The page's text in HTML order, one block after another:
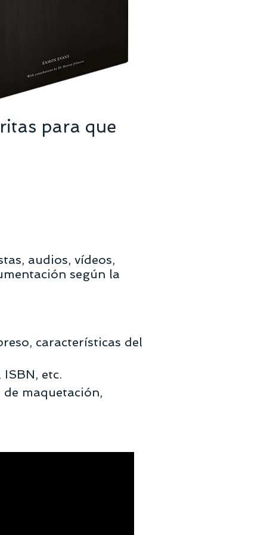
para que
audios, vídeos,
según la
características del
etc.
maquetación,